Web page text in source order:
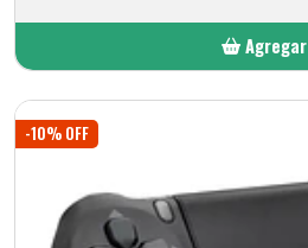
Agregar
Añadido
-10% OFF